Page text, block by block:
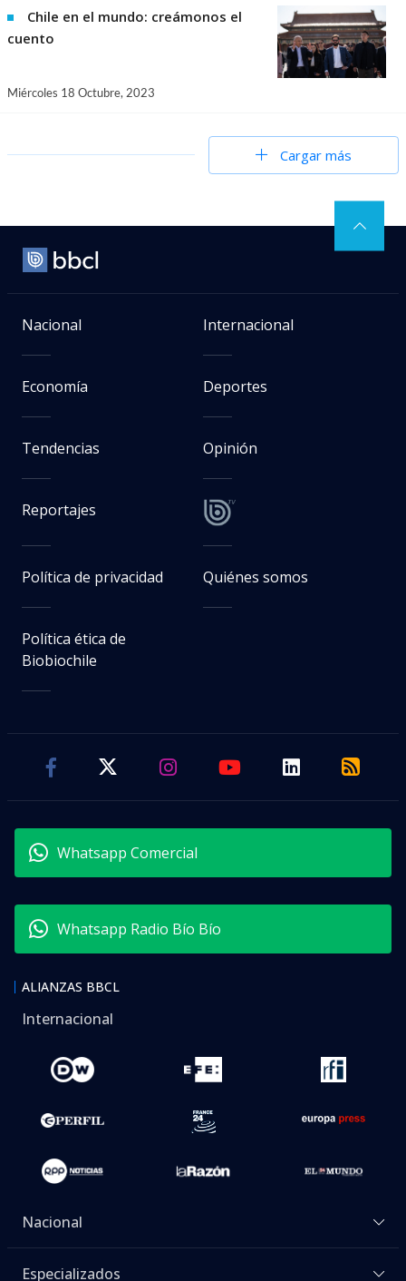
Chile en el mundo: creámonos el
cuento
Miércoles 18 Octubre, 2023
Cargar más
Nacional Internacional
Economía Deportes
Tendencias Opinión
Reportajes
Política de privacidad Quiénes somos
Política ética de
Biobiochile
Whatsapp Comercial
Whatsapp Radio Bío Bío
ALIANZAS BBCL
Internacional
Nacional
Especializados